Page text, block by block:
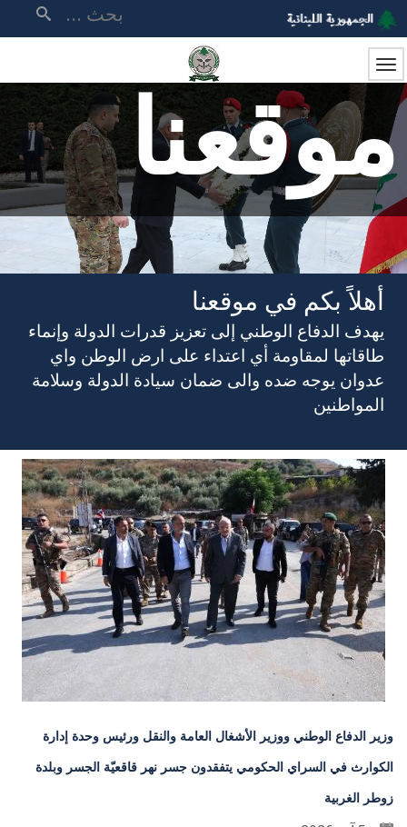
تجاوز
إلى
المحتوى
الرئيسي
موقعنا
أهلاً بكم في موقعنا
يهدف الدفاع الوطني إلى تعزيز قدرات الدولة وإنماء
طاقاتها لمقاومة أي اعتداء على ارض الوطن واي
عدوان يوجه ضده والى ضمان سيادة الدولة وسلامة
المواطنين
وزير الدفاع الوطني ووزير الأشغال العامة والنقل ورئيس وحدة إدارة
الكوارث في السراي الحكومي يتفقدون جسر نهر قاقعيّة الجسر وبلدة
زوطر الغربية